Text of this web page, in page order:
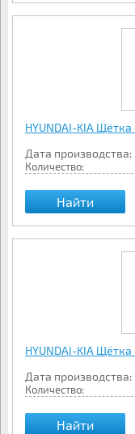
HYUNDAI-KIA
Дата
Количество:
Найти
HYUNDAI-KIA
Дата
Количество:
Найти